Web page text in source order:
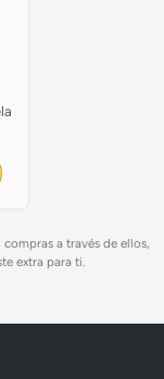
a través de ellos,
extra para ti.